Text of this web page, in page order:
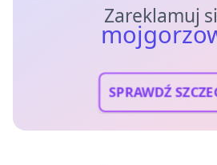
Zareklamuj
SPRAWDŹ